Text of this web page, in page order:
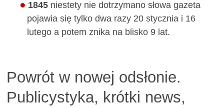
1845 niestety nie dotrzymano słowa gazeta
pojawia się tylko dwa razy 20 stycznia i 16
lutego a potem znika na blisko 9 lat.
Powrót w nowej odsłonie.
Publicystyka, krótki news,